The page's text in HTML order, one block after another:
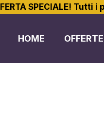
SPECIALE! Tutti i
HOME OFFERTE